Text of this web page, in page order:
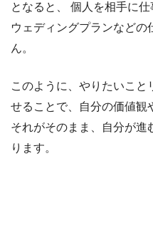
となると、 個人を相手に
ウェディングプランなど
ん。
このように、やりたいこと
せることで、自分の価値観
それがそのまま、自分が進
ります。